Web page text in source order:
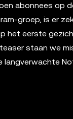
abonnees op
groep, is er
het eerste
staan ​​we
langverwachte